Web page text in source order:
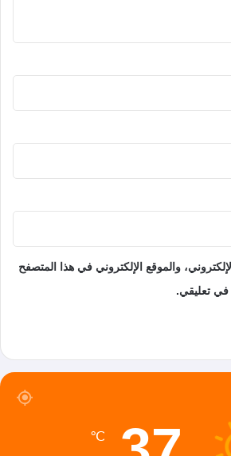
والموقع الإلكتروني في هذا المتصفح
في تعليقي.
℃